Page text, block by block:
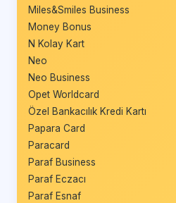
Miles&Smiles Business
Money Bonus
N Kolay Kart
Neo
Neo Business
Opet Worldcard
Özel Bankacılık Kredi Kartı
Papara Card
Paracard
Paraf Business
Paraf Eczacı
Paraf Esnaf